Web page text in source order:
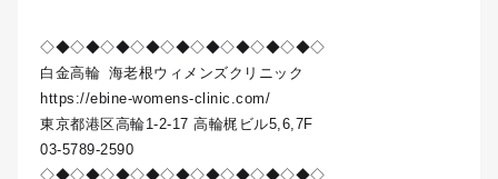
◇◆◇◆◇◆◇◆◇◆◇◆◇◆◇◆◇◆◇
白金高輪 海老根ウィメンズクリニック
https://ebine-womens-clinic.com/
東京都港区高輪1-2-17 高輪梶ビル5,6,7F
03-5789-2590
◇◆◇◆◇◆◇◆◇◆◇◆◇◆◇◆◇◆◇